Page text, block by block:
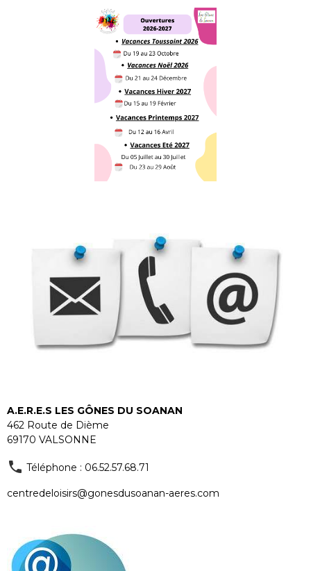
A.E.R.E.S LES GÔNES DU SOANAN
462 Route de Dième
69170 VALSONNE
Téléphone : 06.52.57.68.71
centredeloisirs@gonesdusoanan-aeres.com